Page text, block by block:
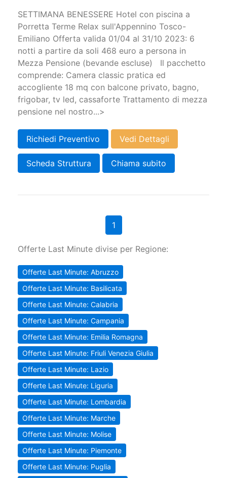
SETTIMANA BENESSERE Hotel con piscina a
Porretta Terme Relax sull'Appennino Tosco-
Emiliano Offerta valida 01/04 al 31/10 2023: 6
notti a partire da soli 468 euro a persona in
Mezza Pensione (bevande escluse) Il pacchetto
comprende: Camera classic pratica ed
accogliente 18 mq con balcone privato, bagno,
frigobar, tv led, cassaforte Trattamento di mezza
pensione nel nostro...>
Richiedi Preventivo Vedi Dettagli
Scheda Struttura Chiama subito
1
Offerte Last Minute divise per Regione:
Offerte Last Minute: Abruzzo
Offerte Last Minute: Basilicata
Offerte Last Minute: Calabria
Offerte Last Minute: Campania
Offerte Last Minute: Emilia Romagna
Offerte Last Minute: Friuli Venezia Giulia
Offerte Last Minute: Lazio
Offerte Last Minute: Liguria
Offerte Last Minute: Lombardia
Offerte Last Minute: Marche
Offerte Last Minute: Molise
Offerte Last Minute: Piemonte
Offerte Last Minute: Puglia